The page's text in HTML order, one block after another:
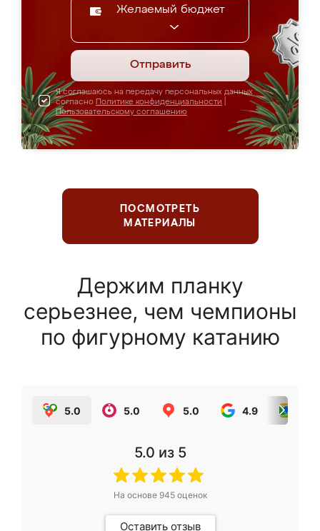
Желаемый бюджет
Отправить
Я соглашаюсь на передачу персональных данных
согласно Политике конфиденциальности
Пользовательскому соглашению
ПОСМОТРЕТЬ
МАТЕРИАЛЫ
Держим планку
серьезнее, чем чемпионы
по фигурному катанию
5.0 5.0 5.0 4.9
5.0 из 5
На основе 945оценок
Оставить отзыв